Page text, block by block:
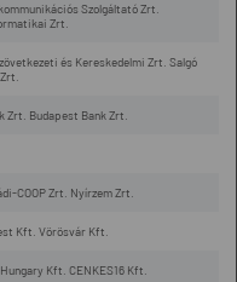
Szolgáltató Zrt.
Zrt.
és Kereskedelmi Zrt. Salgó
Zrt. Budapest Bank Zrt.
COOP Zrt. Nyírzem Zrt.
Kft. Vörösvár Kft.
Kft. CENKES16 Kft.